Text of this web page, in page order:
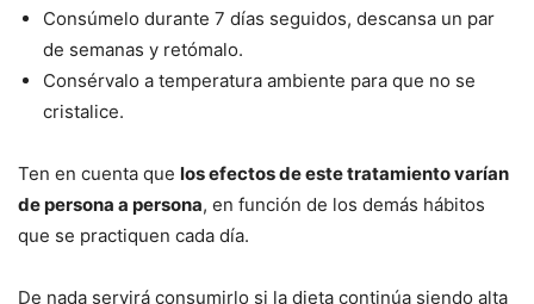
Consúmelo durante 7 días seguidos, descansa un par
de semanas y retómalo.
Consérvalo a temperatura ambiente para que no se
cristalice.
Ten en cuenta que los efectos de este tratamiento varían
de persona a persona, en función de los demás hábitos
que se practiquen cada día.
De nada servirá consumirlo si la dieta continúa siendo alta